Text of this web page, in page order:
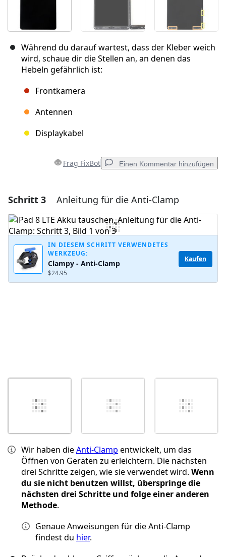
Während du darauf wartest, dass der Kleber weich
wird, schaue dir die Stellen an, an denen das
Hebeln gefährlich ist:
Frontkamera
Antennen
Displaykabel
Frag FixBot Einen Kommentar hinzufügen
Einen Kommentar hinzufügen
Kommentar hinzufügen
Abbrechen Kommentieren
Schritt 3 Anleitung für die Anti-Clamp
IN DIESEM SCHRITT VERWENDETES
WERKZEUG:
Clampy - Anti-Clamp
$24.95
Kaufen
Wir haben dieAnti-Clamp entwickelt, um das
Öffnen von Geräten zu erleichtern. Die nächsten
drei Schritte zeigen, wie sie verwendet wird. Wenn
du sie nicht benutzen willst, überspringe die
nächsten drei Schritte und folge einer anderen
Methode.
Genaue Anweisungen für die Anti-Clamp
findest du hier.